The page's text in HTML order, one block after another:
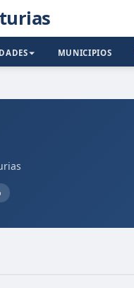
MUNICIPIOS